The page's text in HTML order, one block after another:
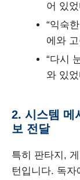
어 있었
“익숙
에와
“다시
와 있었
2. 시스템 메
보 전달
특히 판타지,
턴입니다. 독